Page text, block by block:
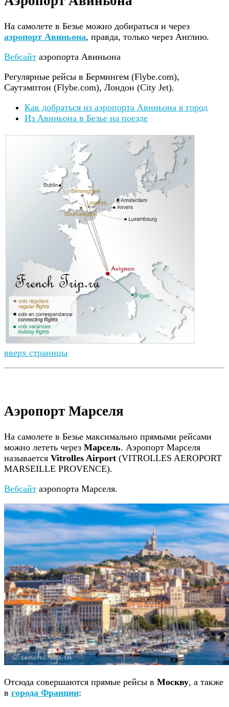
На самолете в Безье можно добираться и через
аэропорт Авиньона, правда, только через Англию.
Вебсайт аэропорта Авиньона
Регулярные рейсы в Бермингем (Flybe.com),
Саутэмптон (Flybe.com), Лондон (City Jet).
Как добраться из аэропорта Авиньона в город
Из Авиньона в Безье на поезде
вверх страницы
Аэропорт Марселя
На самолете в Безье максимально прямыми рейсами
можно лететь через Марсель. Аэропорт Марселя
называется Vitrolles Airport (VITROLLES AEROPORT
MARSEILLE PROVENCE).
Вебсайт аэропорта Марселя.
Отсюда совершаются прямые рейсы в Москву, а также
в города Франции: